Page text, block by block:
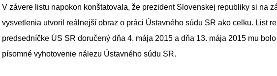
V závere listu napokon konštatovala, že prezident Slovenskej republiky si na
vysvetlenia utvoril reálnejší obraz o práci Ústavného súdu SR ako celku. List
predsedníčke ÚS SR doručený dňa 4. mája 2015 a dňa 13. mája 2015 mu
písomné vyhotovenie nálezu Ústavného súdu SR.